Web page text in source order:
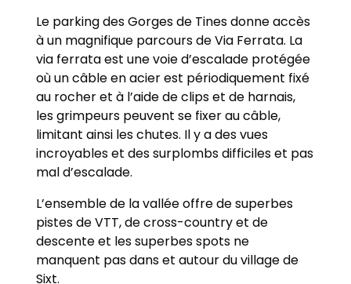
Le parking des Gorges de Tines donne accès
à un magnifique parcours de Via Ferrata. La
via ferrata est une voie d’escalade protégée
où un câble en acier est périodiquement fixé
au rocher et à l’aide de clips et de harnais,
les grimpeurs peuvent se fixer au câble,
limitant ainsi les chutes. Il y a des vues
incroyables et des surplombs difficiles et pas
mal d’escalade.
L’ensemble de la vallée offre de superbes
pistes de VTT, de cross-country et de
descente et les superbes spots ne
manquent pas dans et autour du village de
Sixt.